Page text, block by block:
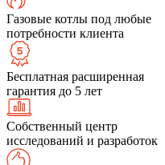
Газовые котлы под любые
потребности клиента
Бесплатная расширенная
гарантия до 5 лет
Собственный центр
исследований и разработок